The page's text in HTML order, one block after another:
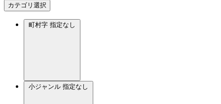
カテゴリ選択
町村字 指定なし
小ジャンル 指定なし